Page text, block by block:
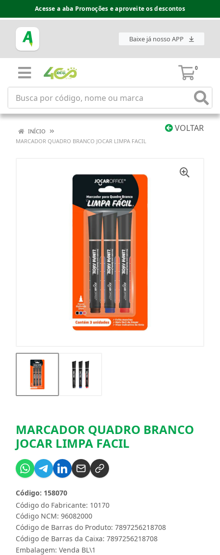
Acesse a aba Promoções e aproveite os descontos
Baixe já nosso APP
0
VOLTAR
INÍCIO
MARCADOR QUADRO BRANCO JOCAR LIMPA FACIL
MARCADOR QUADRO BRANCO
JOCAR LIMPA FACIL
Código do Fabricante: 10170
Código: 158070
Código NCM: 96082000
Código de Barras do Produto: 7897256218708
Código de Barras da Caixa: 7897256218708
Embalagem: Venda BL\1